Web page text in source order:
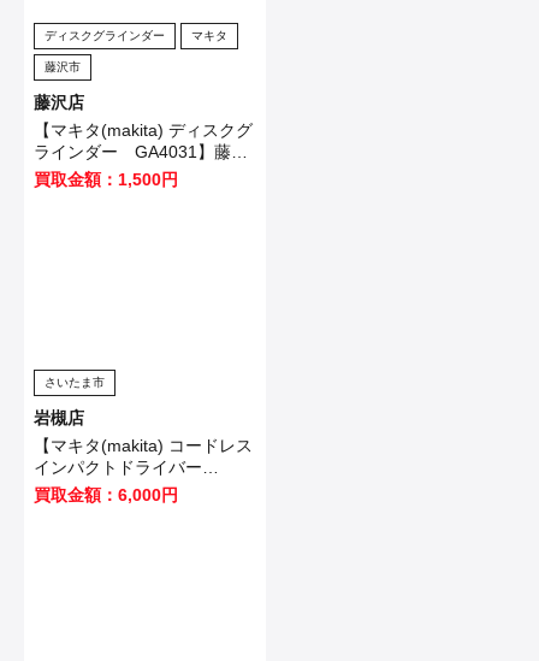
ディスクグラインダー マキタ
藤沢市
藤沢店
【マキタ(makita) ディスクグ
ラインダー GA4031】藤沢
市のお客様から買取させてい
ただきました！
買取金額：1,500円
さいたま市
岩槻店
【マキタ(makita) コードレス
インパクトドライバー
TD173DZO】坂戸市のお客
様から買取いたしました！
買取金額：6,000円